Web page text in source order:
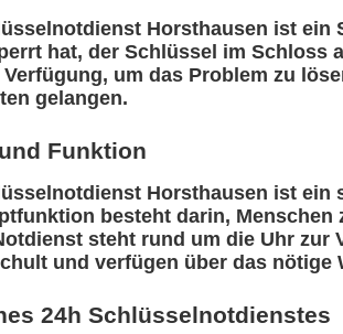
Horsthausen ist ein
hat, der Schlüssel im Schloss
um das Problem zu
gelangen.
Funktion
Horsthausen ist
besteht darin,
steht rund um die Uhr
und verfügen über das nötige
24h Schlüsselnotdienstes